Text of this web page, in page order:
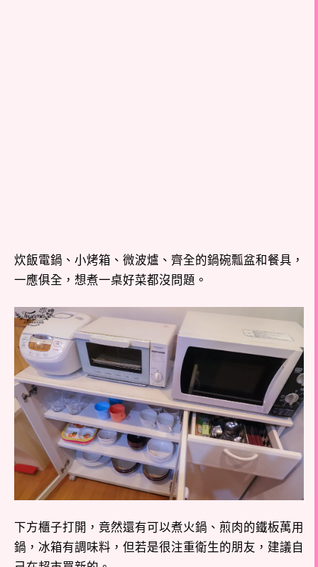
炊飯電鍋、小烤箱、微波爐、齊全的鍋碗瓢盆和餐具，
一應俱全，想煮一桌好菜都沒問題。
下方櫃子打開，竟然還有可以煮火鍋、煎肉的鐵板萬用
鍋，冰箱有調味料，但若是很注重衛生的朋友，建議自